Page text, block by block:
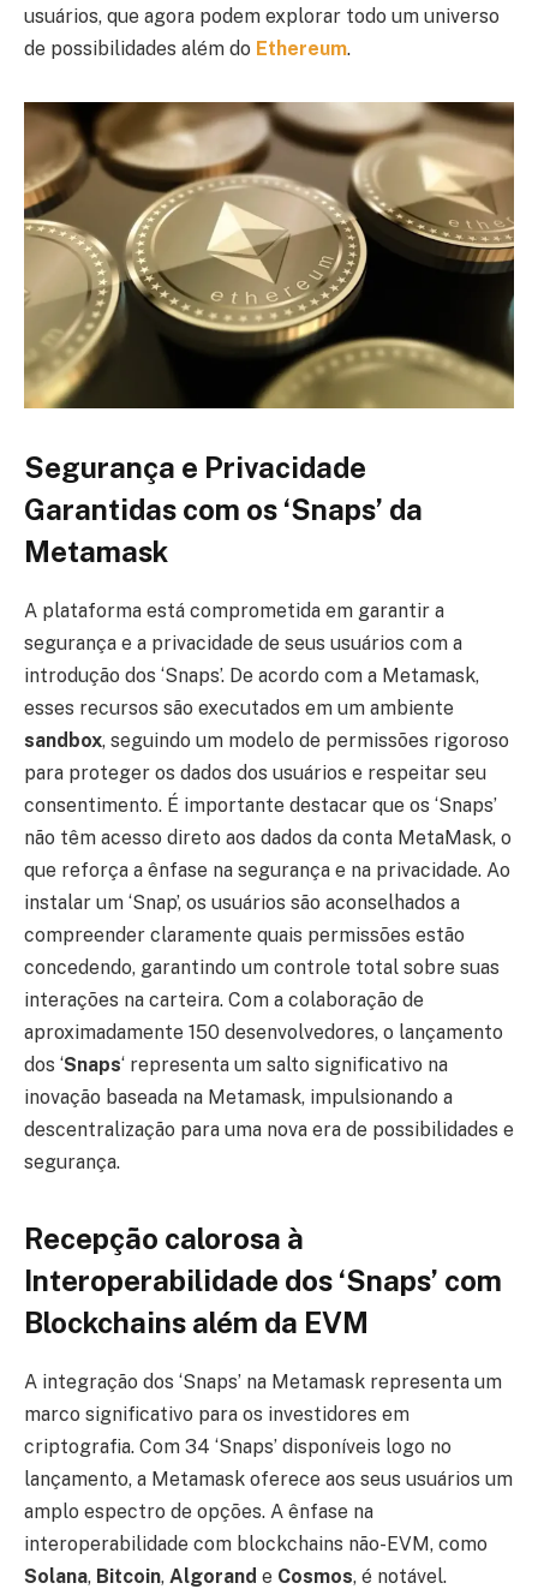
usuários, que agora podem explorar todo um universo
de possibilidades além do Ethereum.
Segurança e Privacidade
Garantidas com os ‘Snaps’ da
Metamask
A plataforma está comprometida em garantir a
segurança e a privacidade de seus usuários com a
introdução dos ‘Snaps’. De acordo com a Metamask,
esses recursos são executados em um ambiente
sandbox, seguindo um modelo de permissões rigoroso
para proteger os dados dos usuários e respeitar seu
consentimento. É importante destacar que os ‘Snaps’
não têm acesso direto aos dados da conta MetaMask, o
que reforça a ênfase na segurança e na privacidade. Ao
instalar um ‘Snap’, os usuários são aconselhados a
compreender claramente quais permissões estão
concedendo, garantindo um controle total sobre suas
interações na carteira. Com a colaboração de
aproximadamente 150 desenvolvedores, o lançamento
dos ‘Snaps‘ representa um salto significativo na
inovação baseada na Metamask, impulsionando a
descentralização para uma nova era de possibilidades e
segurança.
Recepção calorosa à
Interoperabilidade dos ‘Snaps’ com
Blockchains além da EVM
A integração dos ‘Snaps’ na Metamask representa um
marco significativo para os investidores em
criptografia. Com 34 ‘Snaps’ disponíveis logo no
lançamento, a Metamask oferece aos seus usuários um
amplo espectro de opções. A ênfase na
interoperabilidade com blockchains não-EVM, como
Solana, Bitcoin, Algorand e Cosmos, é notável.